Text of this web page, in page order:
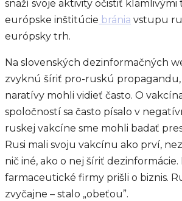
snaží svoje aktivity očistiť klamlivými
európske inštitúcie bránia vstupu
európsky trh.
Na slovenských dezinformačných
zvyknú šíriť pro-ruskú
naratívy mohli vidieť často. O
spoločností sa často písalo v
ruskej vakcíne sme mohli badať
Rusi mali svoju vakcínu ako prví,
nič iné, ako o nej šíriť dezinformácie.
farmaceutické firmy prišli o biznis.
zvyčajne – stalo „obeťou”.